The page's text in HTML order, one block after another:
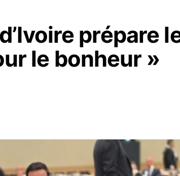
prépare
le bonheur »